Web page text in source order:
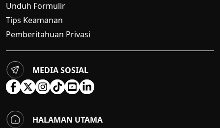
Unduh Formulir
Tips Keamanan
Pemberitahuan Privasi
MEDIA SOSIAL
HALAMAN UTAMA